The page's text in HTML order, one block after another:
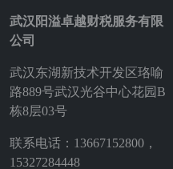
武汉阳溢卓越财税服务有限
公司
武汉东湖新技术开发区珞喻
路889号武汉光谷中心花园B
栋8层03号
联系电话：13667152800，
15327284448